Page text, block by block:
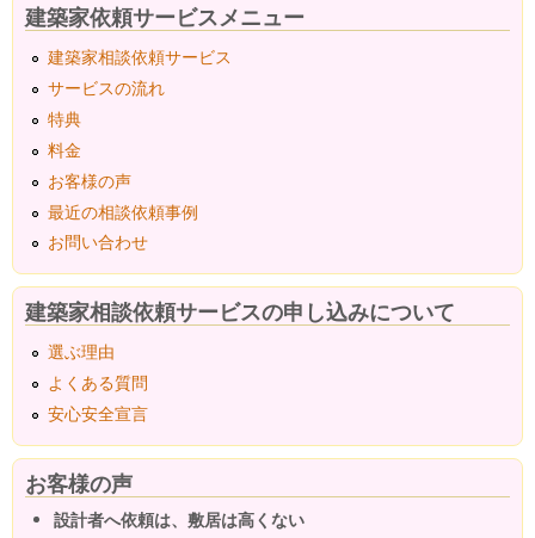
建築家依頼サービスメニュー
建築家相談依頼サービス
サービスの流れ
特典
料金
お客様の声
最近の相談依頼事例
お問い合わせ
建築家相談依頼サービスの申し込みについて
選ぶ理由
よくある質問
安心安全宣言
お客様の声
設計者へ依頼は、敷居は高くない